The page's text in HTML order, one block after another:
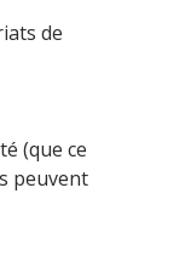
de
(que ce
peuvent